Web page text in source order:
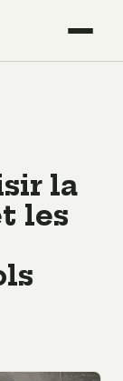
la
les